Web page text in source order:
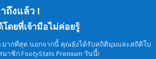
ถึงแล้ว !
โดยที่เจ้ามือไม่ค่อยรู้
ากที่สุด นอกจากนี้ คุณยังได้รับสถิติมุมและสถิติใบ
าชิก FootyStats Premium วันนี้!